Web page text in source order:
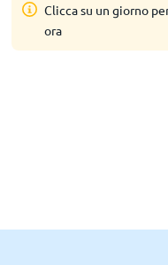
Clicca su un giorno
ora